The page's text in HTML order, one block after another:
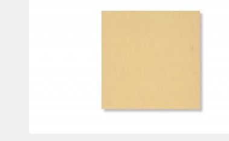
Мобильные конструкции и